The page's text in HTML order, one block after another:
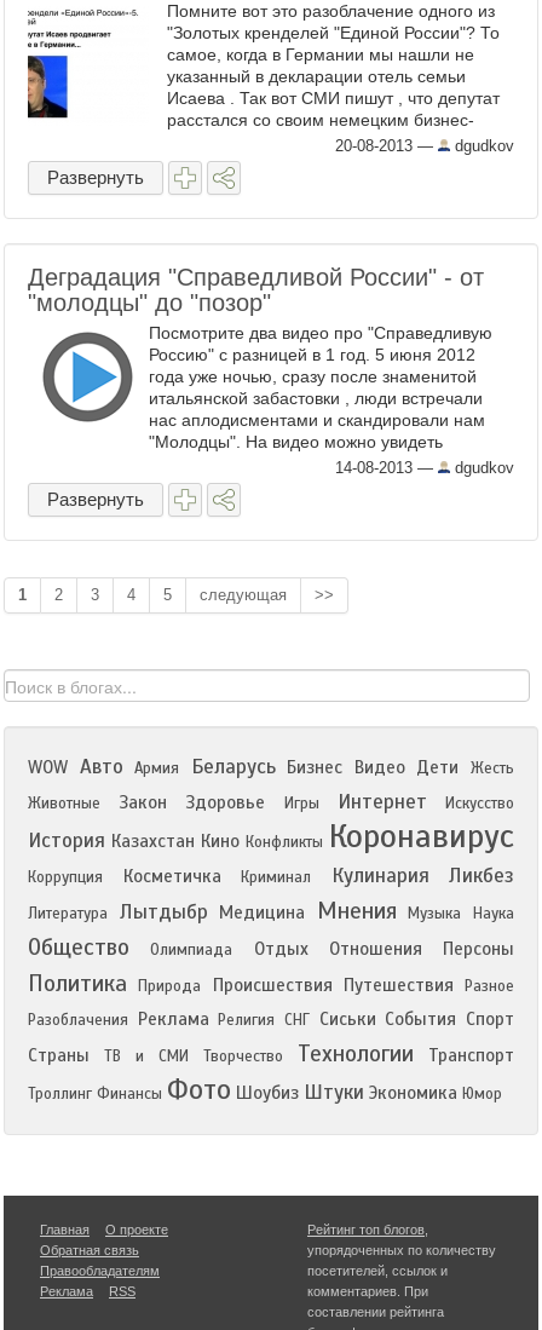
Помните вот это разоблачение одного из
"Золотых кренделей "Единой России"? То
самое, когда в Германии мы нашли не
указанный в декларации отель семьи
Исаева . Так вот СМИ пишут , что депутат
расстался со своим немецким бизнес-
активом. Спасибо всем, кто помогал нам в
...
20-08-2013 — dgudkov
Развернуть
Деградация "Справедливой России" - от
"молодцы" до "позор"
Посмотрите два видео про "Справедливую
Россию" с разницей в 1 год. 5 июня 2012
года уже ночью, сразу после знаменитой
итальянской забастовки , люди встречали
нас аплодисментами и скандировали нам
"Молодцы". На видео можно увидеть
Левичева : ютьюб И вот вчерашний позор, ...
14-08-2013 — dgudkov
Развернуть
1 2 3 4 5 следующая >>
WOW Авто Армия Беларусь Бизнес Видео Дети
Жесть
Животные
Закон Здоровье Игры Интернет Искусство
История Казахстан Кино Конфликты Коронавирус
Коррупция Косметичка Криминал Кулинария Ликбез
Литература Лытдыбр Медицина Мнения Музыка Наука
Общество Олимпиада Отдых Отношения Персоны
Политика Природа Происшествия Путешествия
Разное
Разоблачения
Реклама Религия СНГ Сиськи События Спорт
Страны
ТВ и СМИ Творчество Технологии Транспорт
Троллинг Финансы Фото Шоубиз Штуки Экономика Юмор
Главная
О проекте
Обратная связь
Правообладателям
Реклама
RSS
Рейтинг топ блогов
упорядоченных по количеству
посетителей, ссылок и
комментариев. При
составлении рейтинга